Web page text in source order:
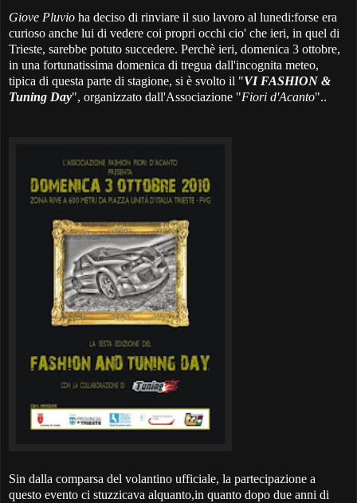
Giove Pluvio ha deciso di rinviare il suo lavoro al lunedi:forse era
curioso anche lui di vedere coi propri occhi cio' che ieri, in quel di
Trieste, sarebbe potuto succedere. Perchè ieri, domenica 3 ottobre,
in una fortunatissima domenica di tregua dall'incognita meteo,
tipica di questa parte di stagione, si è svolto il "VI FASHION &
Tuning Day", organizzato dall'Associazione "Fiori d'Acanto"..
Sin dalla comparsa del volantino ufficiale, la partecipazione a
questo evento ci stuzzicava alquanto,in quanto dopo due anni di